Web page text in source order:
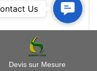
Devis sur Mesure
Contact
Us
Us